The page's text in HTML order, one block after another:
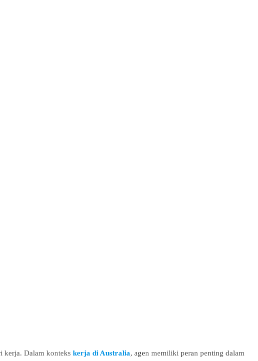
kerja. Dalam konteks kerja di Australia, agen memiliki peran penting dalam